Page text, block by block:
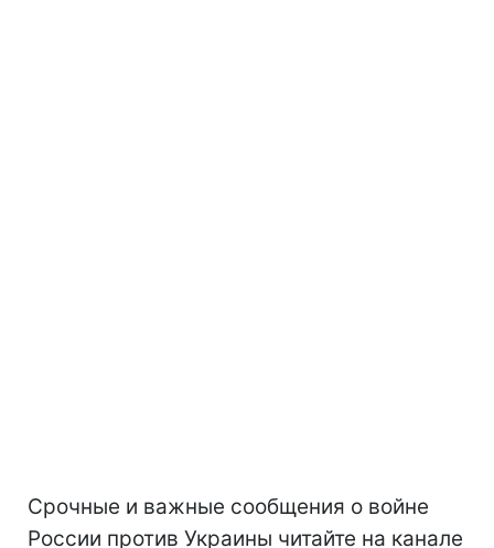
Срочные и важные сообщения о войне
России против Украины читайте на канале